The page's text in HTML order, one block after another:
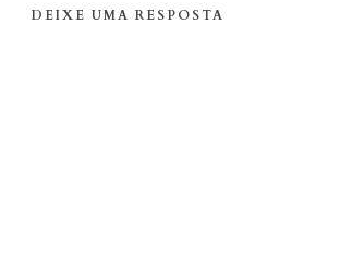
DEIXE UMA RESPOSTA